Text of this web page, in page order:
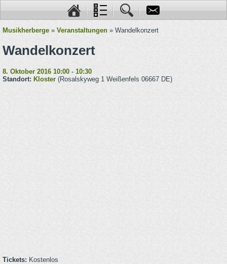
Musikherberge » Veranstaltungen » Wandelkonzert
Wandelkonzert
8. Oktober 2016 10:00 - 10:30
Standort: Kloster (Rosalskyweg 1 Weißenfels 06667 DE)
Tickets: Kostenlos